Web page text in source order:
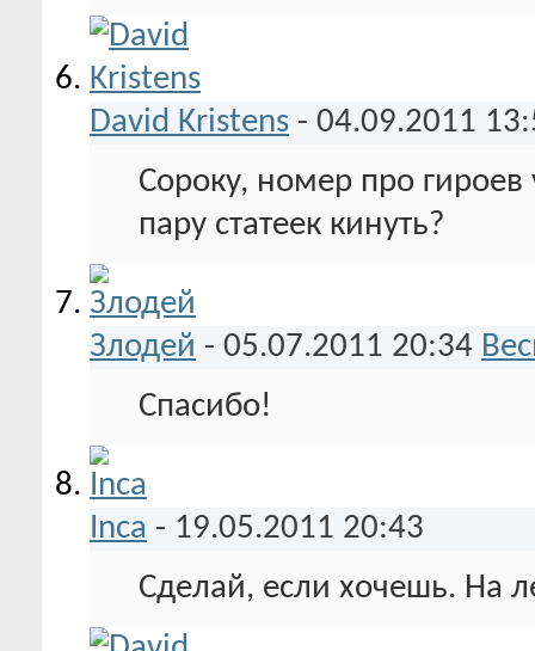
David Kristens - 04.09.2011
Сороку, номер про
пару статеек кинуть?
Злодей - 05.07.2011 20:34
Спасибо!
Inca - 19.05.2011 20:43
Сделай, если хочешь. На